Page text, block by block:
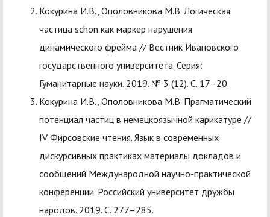
Кокурина И.В., Ополовникова М.В. Логическая
частица schon как маркер нарушения
динамического фрейма // Вестник Ивановского
государственного университета. Серия:
Гуманитарные науки. 2019. № 3 (12). С. 17–20.
Кокурина И.В., Ополовникова М.В. Прагматический
потенциал частиц в немецкоязычной карикатуре //
IV Фирсовские чтения. Язык в современных
дискурсивных практиках материалы докладов и
сообщений Международной научно-практической
конференции. Российский университет дружбы
народов. 2019. С. 277–285.